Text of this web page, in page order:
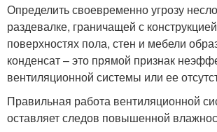
Определить своевременно угрозу
раздевалке, граничащей с
поверхностях пола, стен и мебели
конденсат – это прямой признак
вентиляционной системы или ее
Правильная работа вентиляционной
оставляет следов повышенной